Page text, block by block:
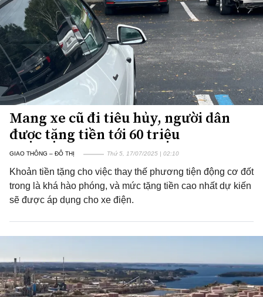
Mang xe cũ đi tiêu hủy, người dân
được tặng tiền tới 60 triệu
GIAO THÔNG – ĐÔ THỊ Thứ 5, 17/07/2025 | 02:10
Khoản tiền tặng cho việc thay thế phương tiện động cơ đốt
trong là khá hào phóng, và mức tặng tiền cao nhất dự kiến
sẽ được áp dụng cho xe điện.